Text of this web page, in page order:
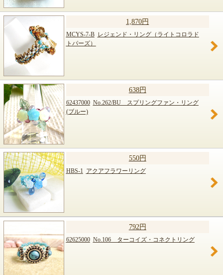
1,870円
MCYS-7-B レジェンド・リング（ライトコロラド
トパーズ）
638円
62437000 No.262/BU スプリングファン・リング
(ブルー)
550円
HBS-1 アクアフラワーリング
792円
62625000 No.106 ターコイズ・コネクトリング